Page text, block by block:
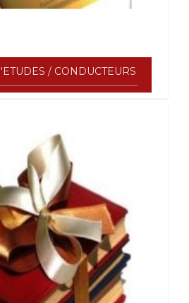
/ CONDUCTEURS